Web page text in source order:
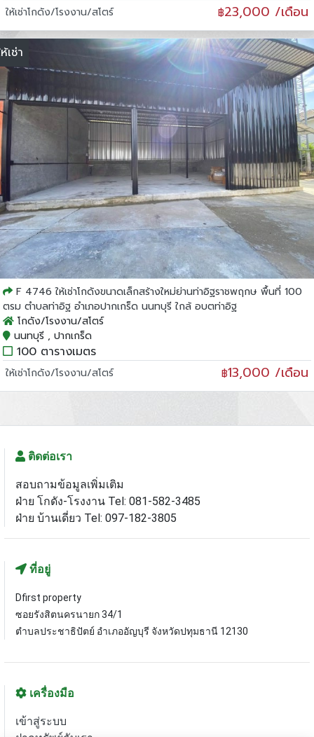
ให้เช่าโกดัง/โรงงาน/สโตร์ ฿23,000 /เดือน
เช่า
F 4746 ให้เช่าโกดังขนาดเล็กสร้างใหม่ย่านท่าอิฐราชพฤกษ พื้นที่ 100
ตรม ตำบลท่าอิฐ อำเภอปากเกร็ด นนทบุรี ใกล้ อบตท่าอิฐ
โกดัง/โรงงาน/สโตร์
นนทบุรี , ปากเกร็ด
100 ตารางเมตร
ให้เช่าโกดัง/โรงงาน/สโตร์ ฿13,000 /เดือน
ติดต่อเรา
สอบถามข้อมูลเพิ่มเติม
ฝ่าย โกดัง-โรงงาน Tel: 081-582-3485
ฝ่าย บ้านเดี่ยว Tel: 097-182-3805
ที่อยู่
Dfirst property
ซอยรังสิตนครนายก 34/1
ตำบลประชาธิปัตย์ อำเภออัญบุรี จังหวัดปทุมธานี 12130
เครื่องมือ
เข้าสู่ระบบ